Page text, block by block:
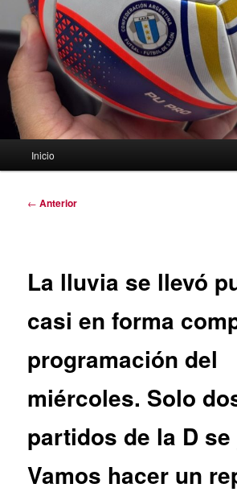
Inicio
Navegación
← Anterior
La lluvia se llevó
casi en forma
programación del
miércoles. Solo
partidos de la D
Vamos hacer un